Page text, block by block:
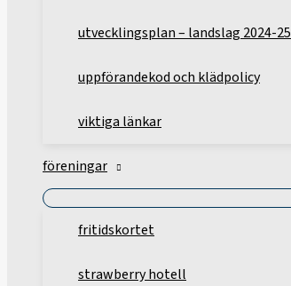
utvecklingsplan – landslag 2024-25
uppförandekod och klädpolicy
viktiga länkar
föreningar
fritidskortet
strawberry hotell